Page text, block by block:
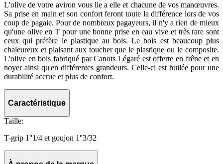
L'olive de votre aviron vous lie a elle et chacune de vos manœuvres.
Sa prise en main et son confort feront toute la différence lors de vos
coup de pagaie. Pour de nombreux pagayeurs, il n'y a rien de mieux
qu'une olive en T pour une bonne prise en eau vive et très rare sont
ceux qui préfère le plastique au bois. Le bois est beaucoup plus
chaleureux et plaisant aux toucher que le plastique ou le composite.
L'olive en bois fabriqué par Canots Légaré est offerte en frêne et en
noyer ainsi qu'en différentes grandeurs. Celle-ci est huilée pour une
durabilité accrue et plus de confort.
Caractéristique
Taille:
T-grip 1''1/4 et goujon 1''3/32